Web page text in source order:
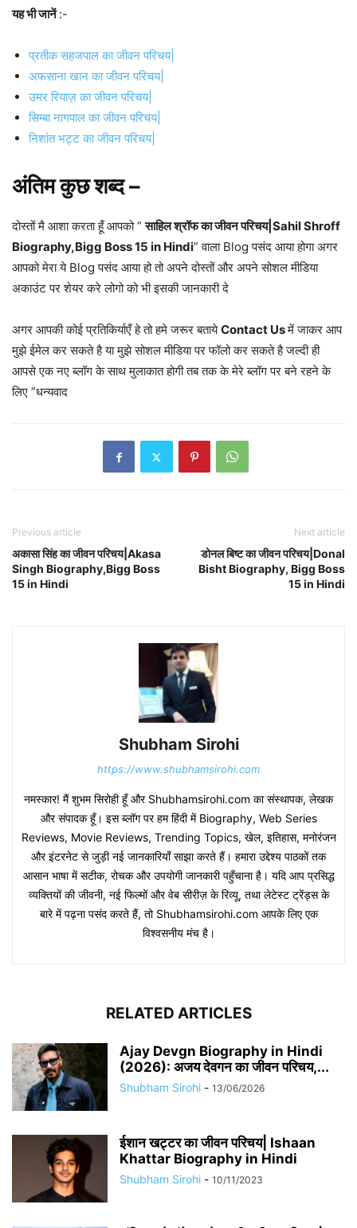
यह भी जानें:-
प्रतीक सहजपाल का जीवन परिचय|
अफसाना खान का जीवन परिचय|
उमर रियाज़ का जीवन परिचय|
सिम्‍बा नागपाल का जीवन परिचय|
निशांत भट्ट का जीवन परिचय|
अंतिम कुछ शब्द –
दोस्तों मै आशा करता हूँ आपको ”साहिल श्रॉफ का जीवन परिचय|Sahil Shroff
Biography,Bigg Boss 15 in Hindi” वाला Blog पसंद आया होगा अगर
आपको मेरा ये Blog पसंद आया हो तो अपने दोस्तों और अपने सोशल मीडिया
अकाउंट पर शेयर करे लोगो को भी इसकी जानकारी दे
अगर आपकी कोई प्रतिकिर्याएँ हे तो हमे जरूर बतायेContact Usमें जाकर आप
मुझे ईमेल कर सकते है या मुझे सोशल मीडिया पर फॉलो कर सकते है जल्दी ही
आपसे एक नए ब्लॉग के साथ मुलाकात होगी तब तक के मेरे ब्लॉग पर बने रहने के
लिए ”धन्यवाद
Previous article
अकासा सिंह का जीवन परिचय|Akasa
Singh Biography,Bigg Boss
15 in Hindi
Next article
डोनल बिष्ट का जीवन परिचय|Donal
Bisht Biography, Bigg Boss
15 in Hindi
Shubham Sirohi
https://www.shubhamsirohi.com
नमस्कार! मैं शुभम सिरोही हूँ और Shubhamsirohi.com का संस्थापक, लेखक
और संपादक हूँ। इस ब्लॉग पर हम हिंदी में Biography, Web Series
Reviews, Movie Reviews, Trending Topics, खेल, इतिहास, मनोरंजन
और इंटरनेट से जुड़ी नई जानकारियाँ साझा करते हैं। हमारा उद्देश्य पाठकों तक
आसान भाषा में सटीक, रोचक और उपयोगी जानकारी पहुँचाना है। यदि आप प्रसिद्ध
व्यक्तियों की जीवनी, नई फिल्मों और वेब सीरीज़ के रिव्यू, तथा लेटेस्ट ट्रेंड्स के
बारे में पढ़ना पसंद करते हैं, तो Shubhamsirohi.com आपके लिए एक
विश्वसनीय मंच है।
RELATED ARTICLES
Ajay Devgn Biography in Hindi
(2026): अजय देवगन का जीवन परिचय,...
Shubham Sirohi - 13/06/2026
​​ईशान खट्टर का जीवन परिचय| Ishaan
Khattar Biography in Hindi
Shubham Sirohi - 10/11/2023